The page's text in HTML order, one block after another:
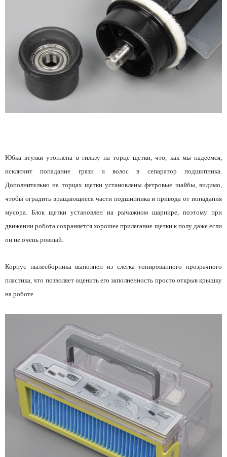
Юбка втулки утоплена в гильзу на торце щетки, что, как мы надеемся,
исключит попадание грязи и волос в сепаратор подшипника.
Дополнительно на торцах щетки установлены фетровые шайбы, видимо,
чтобы оградить вращающиеся части подшипника и привода от попадания
мусора. Блок щетки установлен на рычажном шарнире, поэтому при
движении робота сохраняется хорошее прилегание щетки к полу даже если
он не очень ровный.
Корпус пылесборника выполнен из слегка тонированного прозрачного
пластика, что позволяет оценить его заполненность просто открыв крышку
на роботе.